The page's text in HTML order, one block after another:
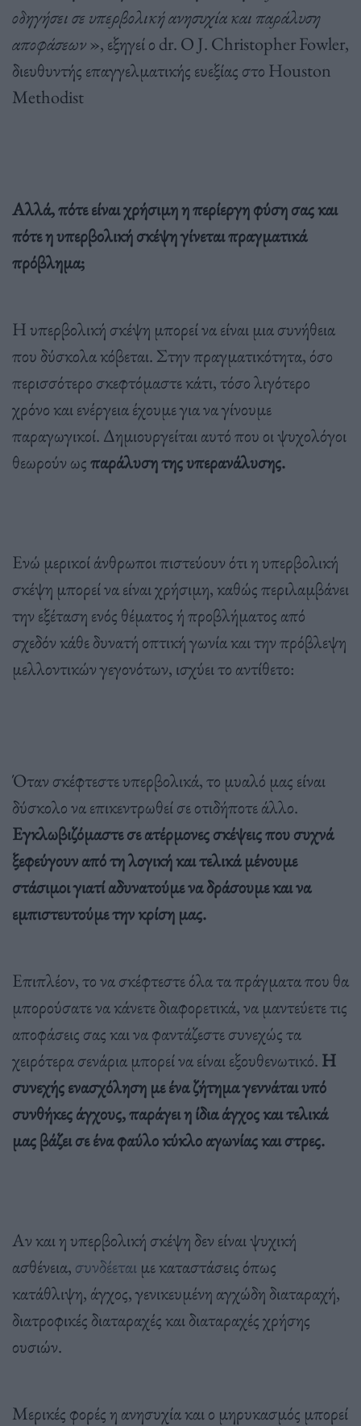
οδηγήσει σε υπερβολική ανησυχία και παράλυση
αποφάσεων», εξηγεί ο dr. Ο J. Christopher Fowler,
διευθυντής επαγγελματικής ευεξίας στο Houston
Methodist
Αλλά, πότε είναι χρήσιμη η περίεργη φύση σας και
πότε η υπερβολική σκέψη γίνεται πραγματικά
πρόβλημα;
Η υπερβολική σκέψη μπορεί να είναι μια συνήθεια
που δύσκολα κόβεται. Στην πραγματικότητα, όσο
περισσότερο σκεφτόμαστε κάτι, τόσο λιγότερο
χρόνο και ενέργεια έχουμε για να γίνουμε
παραγωγικοί. Δημιουργείται αυτό που οι ψυχολόγοι
θεωρούν ωςπαράλυση της υπερανάλυσης.
Ενώ μερικοί άνθρωποι πιστεύουν ότι η υπερβολική
σκέψη μπορεί να είναι χρήσιμη, καθώς περιλαμβάνει
την εξέταση ενός θέματος ή προβλήματος από
σχεδόν κάθε δυνατή οπτική γωνία και την πρόβλεψη
μελλοντικών γεγονότων, ισχύει το αντίθετο:
Όταν σκέφτεστε υπερβολικά, το μυαλό μας είναι
δύσκολο να επικεντρωθεί σε οτιδήποτε άλλο.
Εγκλωβιζόμαστε σε ατέρμονες σκέψεις που συχνά
ξεφεύγουν από τη λογική και τελικά μένουμε
στάσιμοι γιατί αδυνατούμε να δράσουμε και να
εμπιστευτούμε την κρίση μας.
Επιπλέον, το να σκέφτεστε όλα τα πράγματα που θα
μπορούσατε να κάνετε διαφορετικά, να μαντεύετε τις
αποφάσεις σας και να φαντάζεστε συνεχώς τα
χειρότερα σενάρια μπορεί να είναι εξουθενωτικό. Η
συνεχής ενασχόληση με ένα ζήτημα γεννάται υπό
συνθήκες άγχους, παράγει η ίδια άγχος και τελικά
μας βάζει σε ένα φαύλο κύκλο αγωνίας και στρες.
Αν και η υπερβολική σκέψη δεν είναι ψυχική
ασθένεια, συνδέεται με καταστάσεις όπως
κατάθλιψη, άγχος, γενικευμένη αγχώδη διαταραχή,
διατροφικές διαταραχές και διαταραχές χρήσης
ουσιών.
Μερικές φορές η ανησυχία και ο μηρυκασμός μπορεί